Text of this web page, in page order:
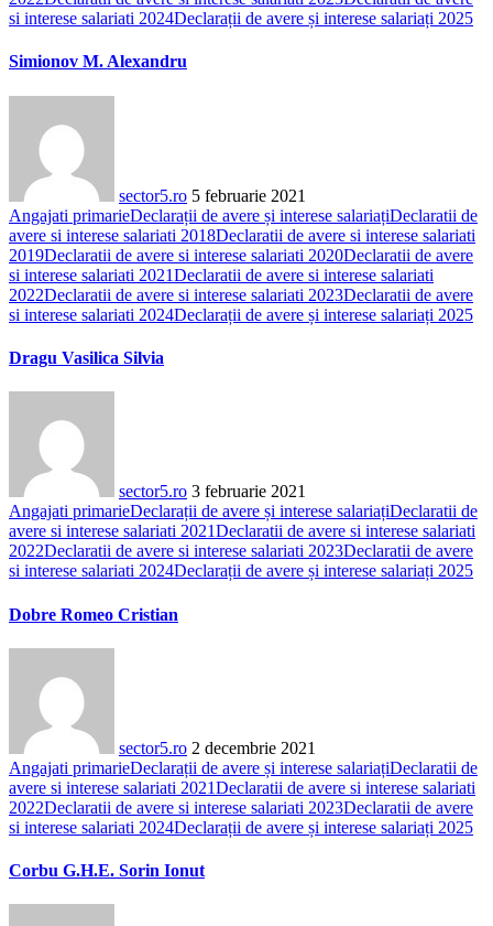
si interese salariati 2024Declarații de avere și interese salariați 2025
Simionov M. Alexandru
sector5.ro 5 februarie 2021
Angajati primarieDeclarații de avere și interese salariațiDeclaratii de
avere si interese salariati 2018Declaratii de avere si interese salariati
2019Declaratii de avere si interese salariati 2020Declaratii de avere
si interese salariati 2021Declaratii de avere si interese salariati
2022Declaratii de avere si interese salariati 2023Declaratii de avere
si interese salariati 2024Declarații de avere și interese salariați 2025
Dragu Vasilica Silvia
sector5.ro 3 februarie 2021
Angajati primarieDeclarații de avere și interese salariațiDeclaratii de
avere si interese salariati 2021Declaratii de avere si interese salariati
2022Declaratii de avere si interese salariati 2023Declaratii de avere
si interese salariati 2024Declarații de avere și interese salariați 2025
Dobre Romeo Cristian
sector5.ro 2 decembrie 2021
Angajati primarieDeclarații de avere și interese salariațiDeclaratii de
avere si interese salariati 2021Declaratii de avere si interese salariati
2022Declaratii de avere si interese salariati 2023Declaratii de avere
si interese salariati 2024Declarații de avere și interese salariați 2025
Corbu G.H.E. Sorin Ionut